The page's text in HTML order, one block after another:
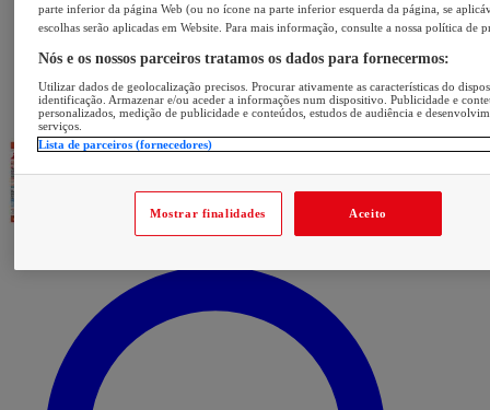
parte inferior da página Web (ou no ícone na parte inferior esquerda da página, se
escolhas serão aplicadas em Website. Para mais informação, consulte a nossa política de
Nós e os nossos parceiros tratamos os dados para fornecermos:
Utilizar dados de geolocalização precisos. Procurar ativamente as características do
identificação. Armazenar e/ou aceder a informações num dispositivo. Publicidade e
personalizados, medição de publicidade e conteúdos, estudos de audiência e
serviços.
Lista de parceiros (fornecedores)
Mostrar finalidades Aceito